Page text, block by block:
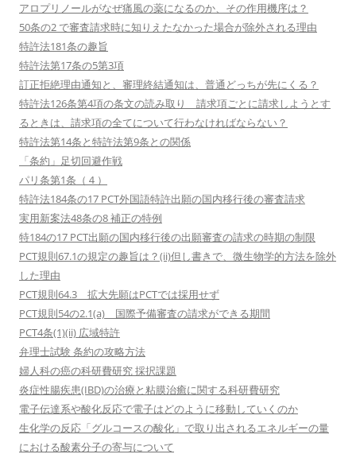
アロプリノールがなぜ痛風の薬になるのか、その作用機序は？
50条の2 で審査請求時に知りえたなかった場合が除外される理由
特許法181条の趣旨
特許法第17条の5第3項
訂正拒絶理由通知と、審理終結通知は、普通どっちが先にくる？
特許法126条第4項の条文の読み取り 請求項ごとに請求しようとす
るときは、請求項の全てについて行わなければならない？
特許法第14条と特許法第9条との関係
「条約」足切回避作戦
パリ条第1条（４）
特許法184条の17 PCT外国語特許出願の国内移行後の審査請求
実用新案法48条の8 補正の特例
特184の17 PCT出願の国内移行後の出願審査の請求の時期の制限
PCT規則67.1の規定の趣旨は？(ii)但し書きで、微生物学的方法を除外
した理由
PCT規則64.3 拡大先願はPCTでは採用せず
PCT規則54の2.1(a) 国際予備審査の請求ができる期間
PCT4条(1)(ii) 広域特許
弁理士試験 条約の攻略方法
婦人科の癌の科研費研究 採択課題
炎症性腸疾患(IBD)の治療と粘膜治癒に関する科研費研究
電子伝達系や酸化反応で電子はどのように移動していくのか
生化学の反応「グルコースの酸化」で取り出されるエネルギーの量
における酸素分子の寄与について